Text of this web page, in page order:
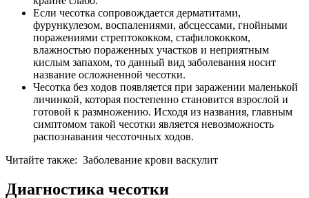
Если чесотка сопровождается дерматитами,
фурункулезом, воспалениями, абсцессами, гнойными
поражениями стрептококком, стафилококком,
влажностью пораженных участков и неприятным
кислым запахом, то данный вид заболевания носит
название осложненной чесотки.
Чесотка без ходов появляется при заражении маленькой
личинкой, которая постепенно становится взрослой и
готовой к размножению. Исходя из названия, главным
симптомом такой чесотки является невозможность
распознавания чесоточных ходов.
Читайте также: Заболевание крови васкулит
Диагностика чесотки